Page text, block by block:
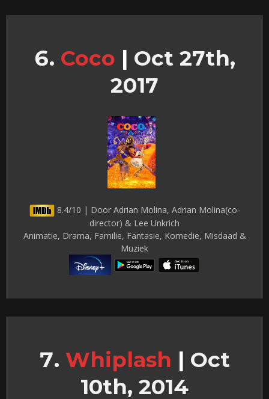
Coco | Oct 27th,
2017
8.4/10 | Door Adrian Molina, Adrian Molina(co-
director) & Lee Unkrich
Animatie, Drama, Familie, Fantasie, Komedie, Misdaad &
Muziek
Whiplash | Oct
10th, 2014